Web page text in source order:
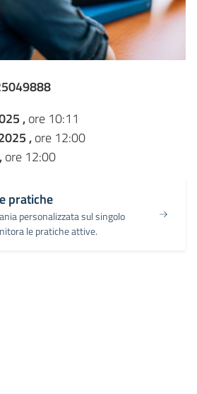
,ore 10:11
,ore 12:00
ore 12:00
pratiche
personalizzata sul singolo
le pratiche attive.